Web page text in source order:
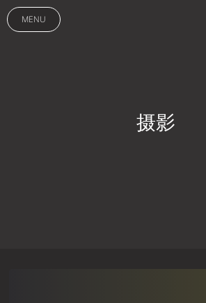
MENU
摄影